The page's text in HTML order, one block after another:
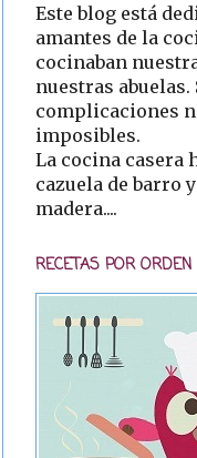
Este blog está
amantes de la
cocinaban
nuestras abuelas.
complicaciones
imposibles.
La cocina casera
cazuela de barro
madera....
RECETAS POR